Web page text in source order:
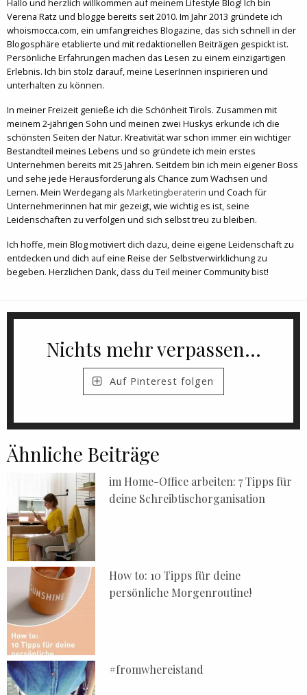
Hallo und herzlich willkommen auf meinem Lifestyle Blog! Ich bin
Verena Ratz und blogge bereits seit 2010. Im Jahr 2013 gründete ich
whoismocca.com, ein umfangreiches Blogazine, das sich schnell in der
Blogosphäre etablierte und mit redaktionellen Beiträgen gespickt ist.
Persönliche Erfahrungen machen das Lesen zu einem einzigartigen
Erlebnis. Ich bin stolz darauf, meine LeserInnen inspirieren und
unterhalten zu können.
In meiner Freizeit genieße ich die Schönheit Tirols. Zusammen mit
meinem 2-jährigen Sohn und meinen zwei Huskys erkunde ich die
schönsten Seiten der Natur. Kreativität war schon immer ein wichtiger
Bestandteil meines Lebens und so gründete ich mein erstes
Unternehmen bereits mit 25 Jahren. Seitdem bin ich mein eigener Boss
und sehe jede Herausforderung als Chance zum Wachsen und
Lernen. Mein Werdegang als Marketingberaterin und Coach für
Unternehmerinnen hat mir gezeigt, wie wichtig es ist, seine
Leidenschaften zu verfolgen und sich selbst treu zu bleiben.
Ich hoffe, mein Blog motiviert dich dazu, deine eigene Leidenschaft zu
entdecken und dich auf eine Reise der Selbstverwirklichung zu
begeben. Herzlichen Dank, dass du Teil meiner Community bist!
Nichts mehr verpassen...
Auf Pinterest folgen
Ähnliche Beiträge
im Home-Office arbeiten: 7 Tipps für
deine Schreibtischorganisation
How to: 10 Tipps für deine
persönliche Morgenroutine!
#fromwhereistand